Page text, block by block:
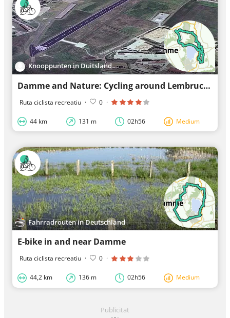
Knooppunten in Duitsland
Damme and Nature: Cycling around Lembruch
Ruta ciclista recreatiu · 0 ·
44 km 131 m 02h56 Medium
Fahrradrouten in Deutschland
E-bike in and near Damme
Ruta ciclista recreatiu · 0 ·
44,2 km 136 m 02h56 Medium
Publicitat